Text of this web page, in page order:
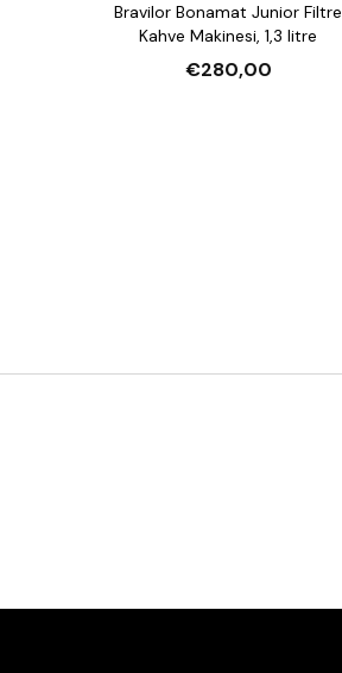
Bravilor Bonamat Junior Filtre
Kahve Makinesi, 1,3 litre
€280,00